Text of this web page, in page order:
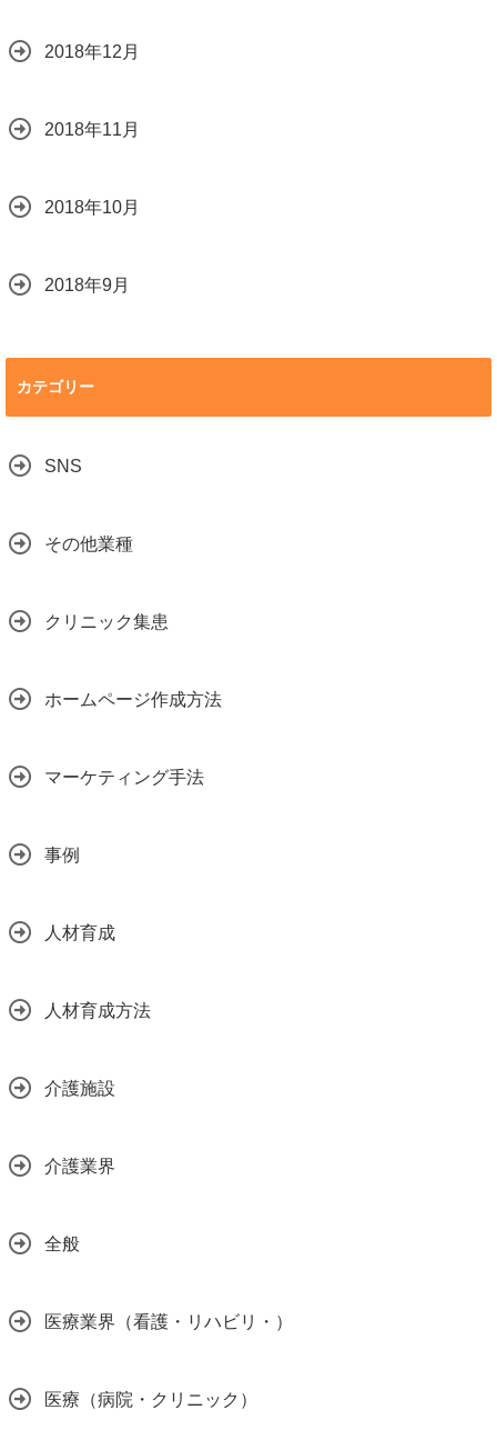
2018年12月
2018年11月
2018年10月
2018年9月
カテゴリー
SNS
その他業種
クリニック集患
ホームページ作成方法
マーケティング手法
事例
人材育成
人材育成方法
介護施設
介護業界
全般
医療業界（看護・リハビリ・）
医療（病院・クリニック）